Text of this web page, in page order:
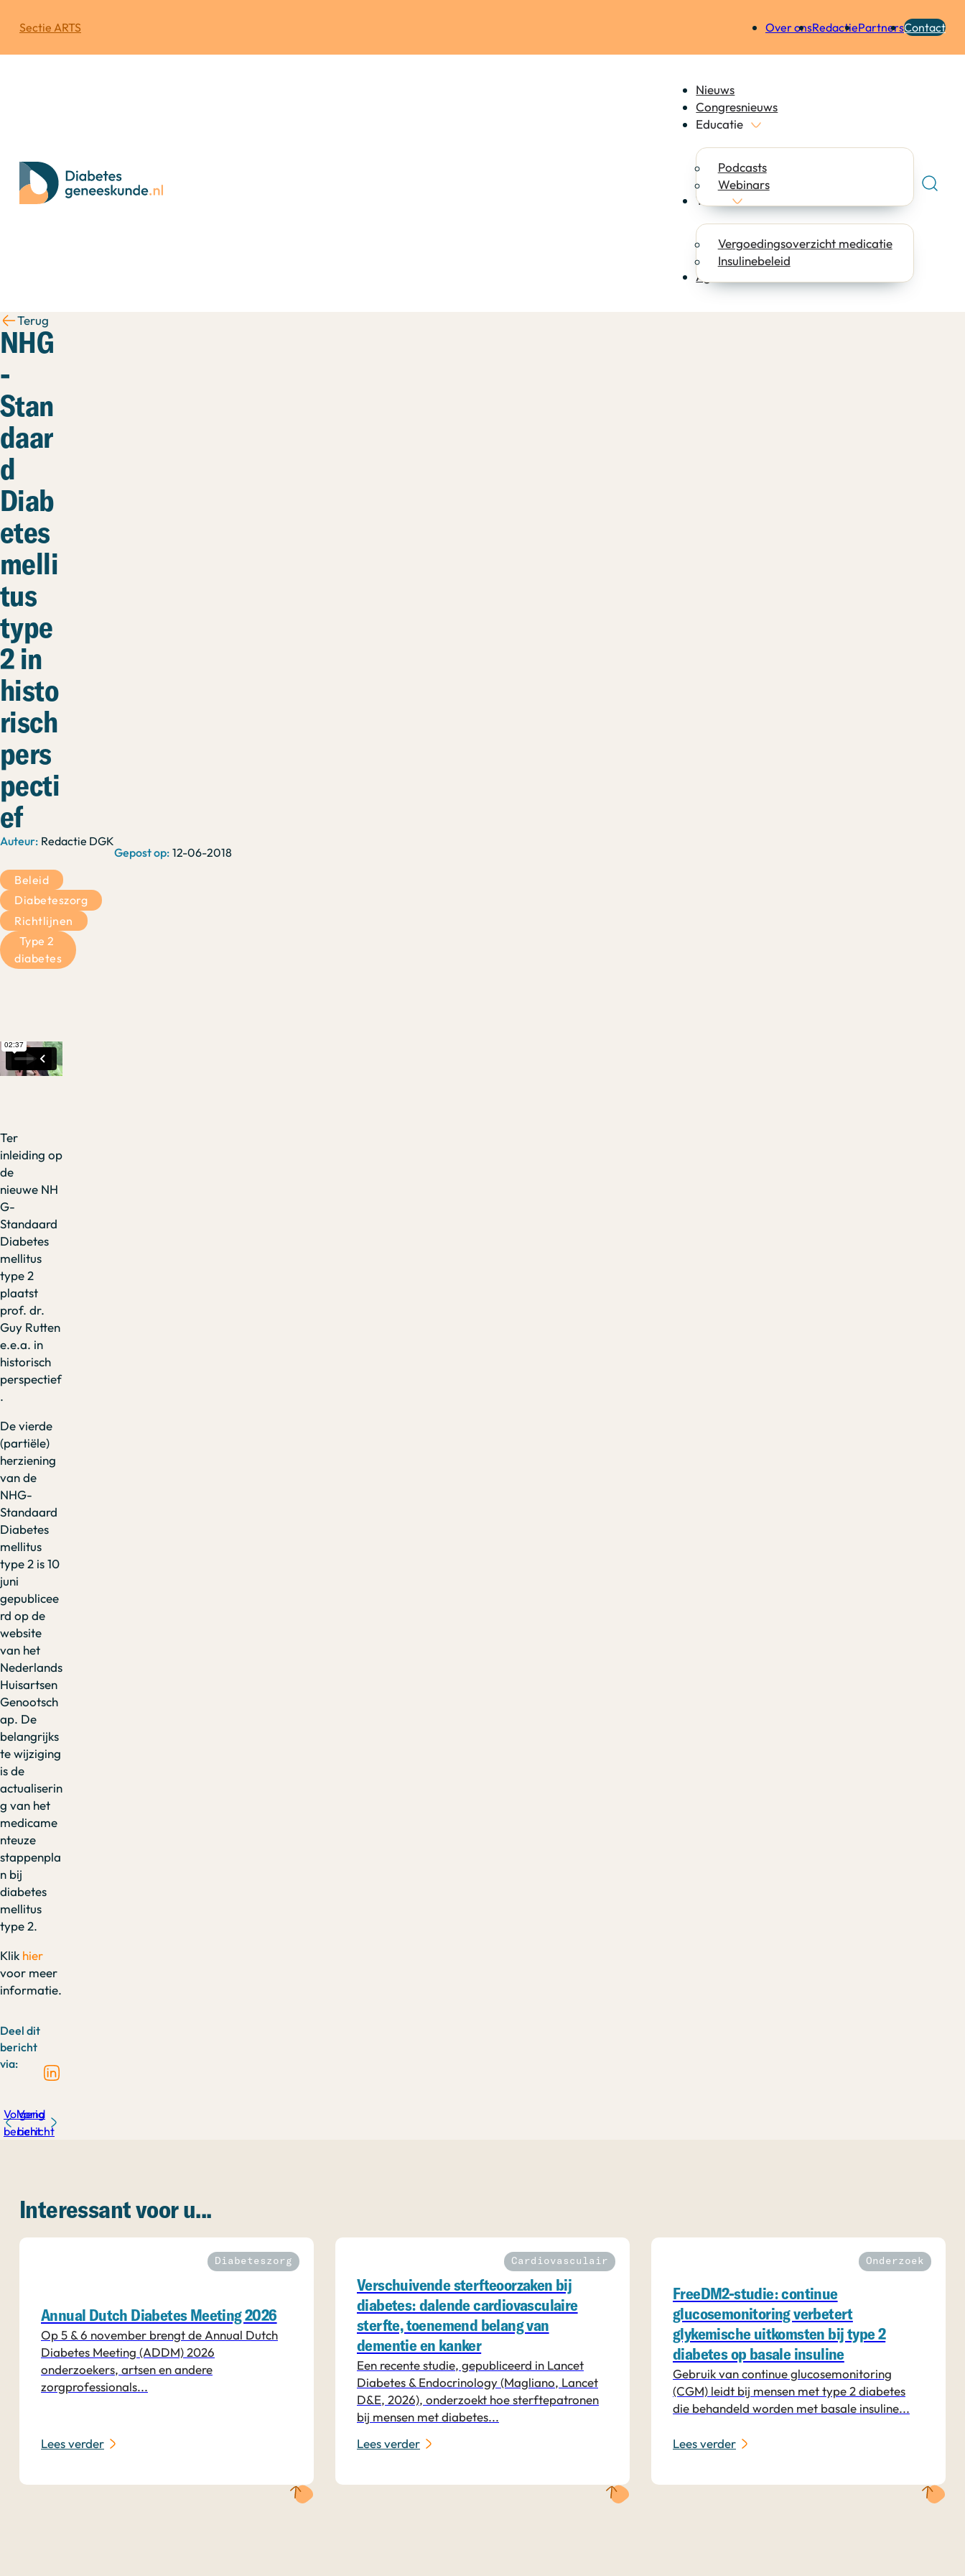
Sectie ARTS Over onsRedactiePartnersContact
Nieuws
Congresnieuws
Educatie
Podcasts
Webinars
Tools
Vergoedingsoverzicht medicatie
Insulinebeleid
Agenda
Terug
NHG
-
Stan
daar
d
Diab
etes
melli
tus
type
2 in
histo
risch
pers
pecti
ef
Redactie DGK
12-06-2018
Beleid
Diabeteszorg
Richtlijnen
Type 2
diabetes
Ter
inleiding op
de
nieuwe NH
G-
Standaard
Diabetes
mellitus
type 2
plaatst
prof. dr.
Guy Rutten
e.e.a. in
historisch
perspectief
.
De vierde
(partiële)
herziening
van de
NHG-
Standaard
Diabetes
mellitus
type 2 is 10
juni
gepublicee
rd op de
website
van het
Nederlands
Huisartsen
Genootsch
ap. De
belangrijks
te wijziging
is de
actualiserin
g van het
medicame
nteuze
stappenpla
n bij
diabetes
mellitus
type 2.
Klik hier
voor meer
informatie.
Deel dit
bericht
via:
Vorig
bericht
Volgend
bericht
Interessant voor u...
Diabeteszorg
Annual Dutch Diabetes Meeting 2026
Op 5 & 6 november brengt de Annual Dutch
Diabetes Meeting (ADDM) 2026
onderzoekers, artsen en andere
zorgprofessionals...
Lees verder
Cardiovasculair
Verschuivende sterfteoorzaken bij
diabetes: dalende cardiovasculaire
sterfte, toenemend belang van
dementie en kanker
Een recente studie, gepubliceerd in Lancet
Diabetes & Endocrinology (Magliano, Lancet
D&E, 2026), onderzoekt hoe sterftepatronen
bij mensen met diabetes...
Lees verder
Onderzoek
FreeDM2-studie: continue
glucosemonitoring verbetert
glykemische uitkomsten bij type 2
diabetes op basale insuline
Gebruik van continue glucosemonitoring
(CGM) leidt bij mensen met type 2 diabetes
die behandeld worden met basale insuline...
Lees verder